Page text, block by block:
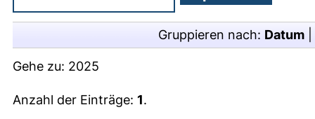
Gruppieren nach: Datum
Gehe zu: 2025
Anzahl der Einträge: 1.